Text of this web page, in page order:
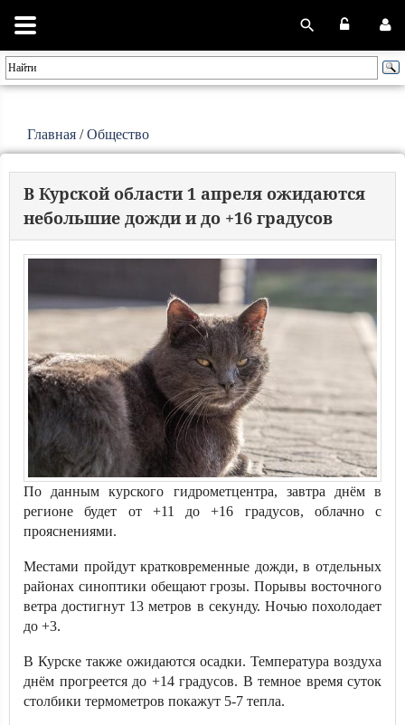
Главная /Общество
В Курской области 1 апреля ожидаются
небольшие дожди и до +16 градусов
По данным курского гидрометцентра, завтра днём в
регионе будет от +11 до +16 градусов, облачно с
прояснениями.
Местами пройдут кратковременные дожди, в отдельных
районах синоптики обещают грозы. Порывы восточного
ветра достигнут 13 метров в секунду. Ночью похолодает
до +3.
В Курске также ожидаются осадки. Температура воздуха
днём прогреется до +14 градусов. В темное время суток
столбики термометров покажут 5-7 тепла.